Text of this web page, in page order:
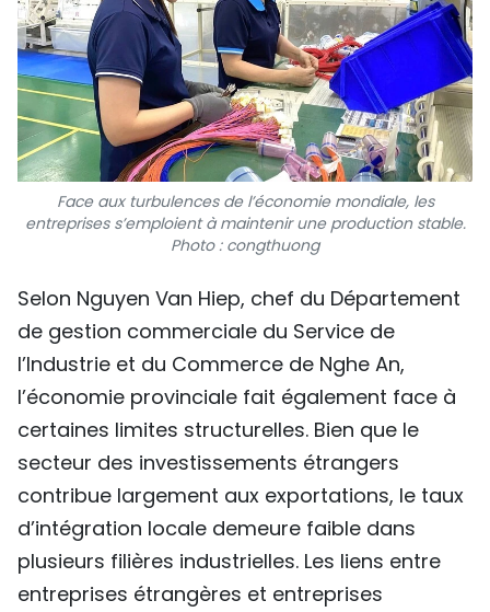
Face aux turbulences de l’économie mondiale, les
entreprises s’emploient à maintenir une production stable.
Photo : congthuong
Selon Nguyen Van Hiep, chef du Département
de gestion commerciale du Service de
l’Industrie et du Commerce de Nghe An,
l’économie provinciale fait également face à
certaines limites structurelles. Bien que le
secteur des investissements étrangers
contribue largement aux exportations, le taux
d’intégration locale demeure faible dans
plusieurs filières industrielles. Les liens entre
entreprises étrangères et entreprises